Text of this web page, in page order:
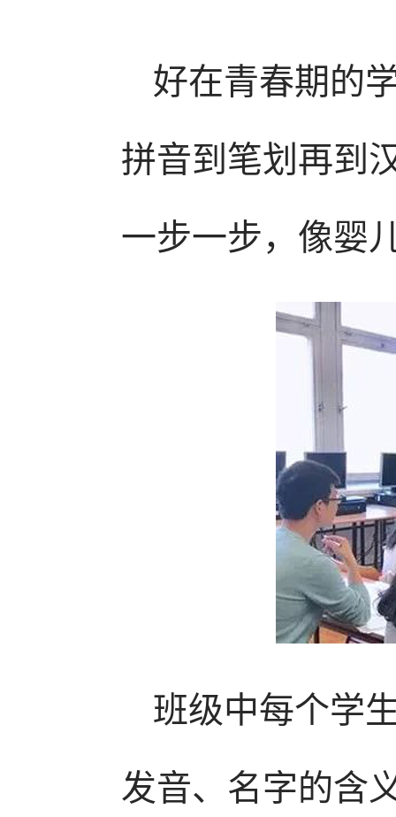
好在青春期的
拼音到笔划再到
一步一步，像婴
班级中每个学
发音、名字的含